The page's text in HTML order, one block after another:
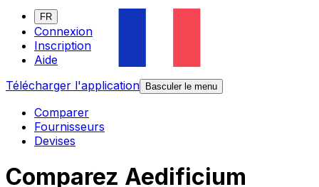
FR
Connexion
Inscription
Aide
Télécharger l'application
Basculer le menu
Comparer
Fournisseurs
Devises
Comparez Aedificium